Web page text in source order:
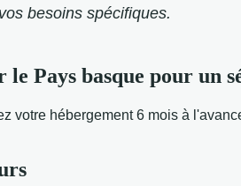
besoins spécifiques.
Pays basque pour un
votre hébergement6 mois à